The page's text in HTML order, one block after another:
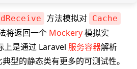
方法模拟对 Cache
将返回一个 Mockery模拟实
上是通过 Laravel 服务容器解析
型的静态类有更多的可测试性。